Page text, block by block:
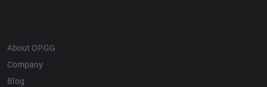
About OP.GG
Company
Blog